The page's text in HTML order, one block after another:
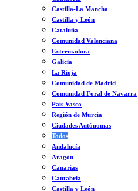
Castilla-La Mancha
Castilla y León
Cataluña
Comunidad Valenciana
Extremadura
Galicia
La Rioja
Comunidad de Madrid
Comunidad Foral de Navarra
País Vasco
Región de Murcia
Ciudades Autónomas
Todos
Andalucía
Aragón
Canarias
Cantabria
Castilla y León